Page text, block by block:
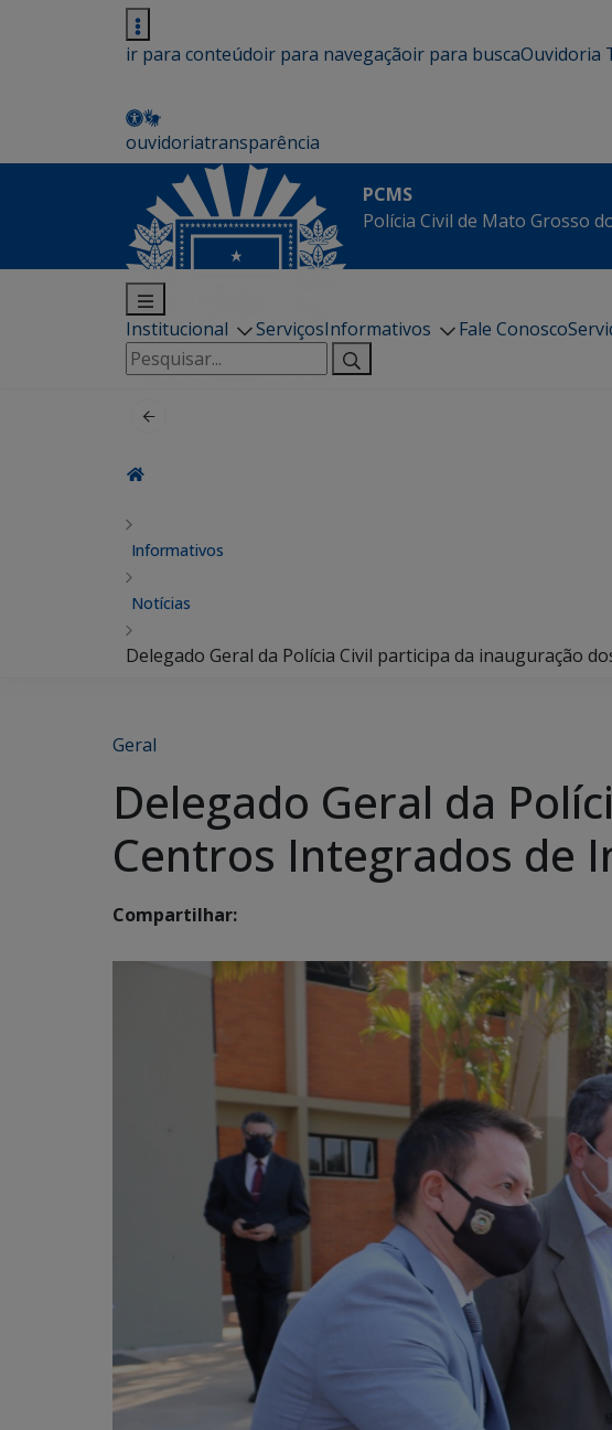
ir para conteúdoir para navegaçãoir para buscaOuvidoria
ouvidoriatransparência
PCMS
Polícia Civil de Mato Grosso
Institucional ServiçosInformativos Fale Conosco
Pesquisar
por:
Informativos
Notícias
Delegado Geral da Polícia Civil participa da inauguração
Geral
Delegado Geral da
Centros Integrados de
Compartilhar: